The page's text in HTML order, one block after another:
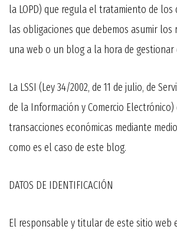
la LOPD) que regula el tratamiento de
las obligaciones que debemos asumir los
una web o un blog a la hora de gestionar
La LSSI (Ley 34/2002, de 11 de julio, de
de la Información y Comercio
transacciones económicas mediante
como es el caso de este blog.
DATOS DE IDENTIFICACIÓN
El responsable y titular de este sitio web